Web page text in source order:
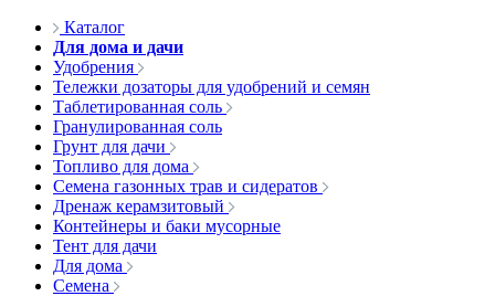
Каталог
Для дома и дачи
Удобрения
Тележки дозаторы для удобрений и семян
Таблетированная соль
Гранулированная соль
Грунт для дачи
Топливо для дома
Семена газонных трав и сидератов
Дренаж керамзитовый
Контейнеры и баки мусорные
Тент для дачи
Для дома
Семена